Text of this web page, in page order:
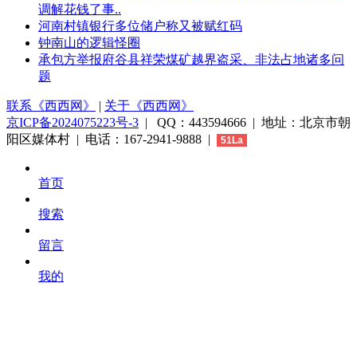
调解花钱了事..
河南村镇银行多位储户称又被赋红码
钟南山的逻辑怪圈
承包方举报府谷县祥荣煤矿越界盗采、非法占地诸多问
题
联系《西西网》 | 关于《西西网》
京ICP备2024075223号-3 | QQ：443594666 | 地址：北京市朝
阳区媒体村 | 电话：167-2941-9888 |
51La
首页
搜索
留言
我的